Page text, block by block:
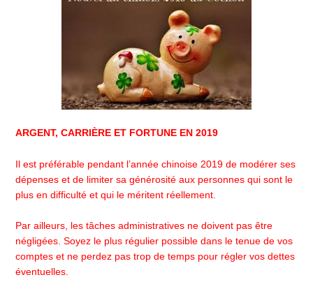
ARGENT, CARRIÈRE ET FORTUNE EN 2019
Il est préférable pendant l’année chinoise 2019 de modérer ses
dépenses et de limiter sa générosité aux personnes qui sont le
plus en difficulté et qui le méritent réellement.
Par ailleurs, les tâches administratives ne doivent pas être
négligées. Soyez le plus régulier possible dans le tenue de vos
comptes et ne perdez pas trop de temps pour régler vos dettes
éventuelles.